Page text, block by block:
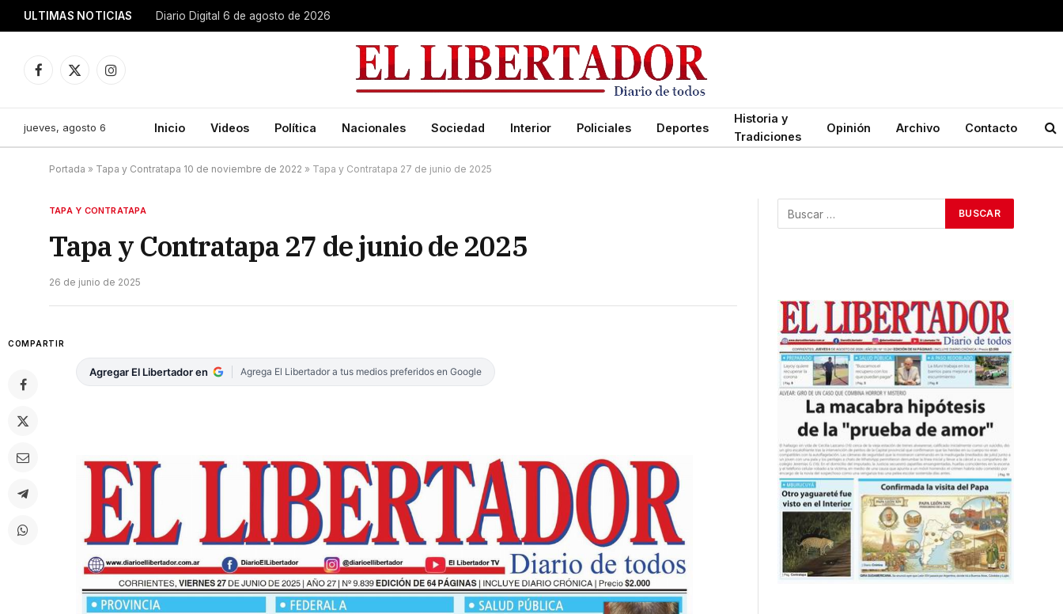
ULTIMAS NOTICIAS Diario Digital 6 de agosto de 2026
Facebook
X
Instagram
jueves, agosto 6 Inicio Videos Política Nacionales Sociedad Interior Policiales Deportes
Historia y
Tradiciones
Opinión Archivo Contacto
Portada » Tapa y Contratapa 10 de noviembre de 2022 » Tapa y Contratapa 27 de junio de 2025
TAPA Y CONTRATAPA
Tapa y Contratapa 27 de junio de 2025
26 de junio de 2025
COMPARTIR
Agregar El Libertador en Agrega El Libertador a tus medios preferidos en Google